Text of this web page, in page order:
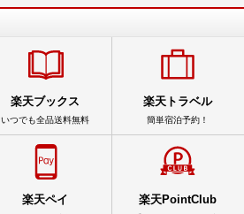
楽天ブックス
いつでも全品送料無料
楽天トラベル
簡単宿泊予約！
楽天ペイ 楽天PointClub